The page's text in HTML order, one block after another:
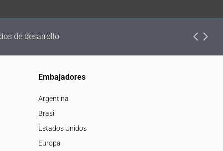
de desarrollo
Embajadores
Argentina
Brasil
Estados Unidos
Europa